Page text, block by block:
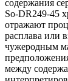
содержания
So-DR249-45
отражают
расплава или
чужеродным
между